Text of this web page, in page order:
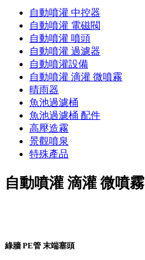
自動噴灌 中控器
自動噴灌 電磁閥
自動噴灌 噴頭
自動噴灌 過濾器
自動噴灌設備
自動噴灌 滴灌 微噴霧
晴雨器
魚池過濾桶
魚池過濾桶 配件
高壓造霧
景觀噴泉
特殊產品
自動噴灌 滴灌 微噴霧
綠牆 PE管 末端塞頭